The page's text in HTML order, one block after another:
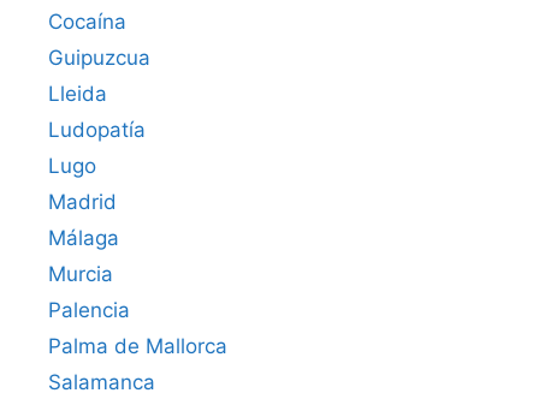
Cocaína
Guipuzcua
Lleida
Ludopatía
Lugo
Madrid
Málaga
Murcia
Palencia
Palma de Mallorca
Salamanca